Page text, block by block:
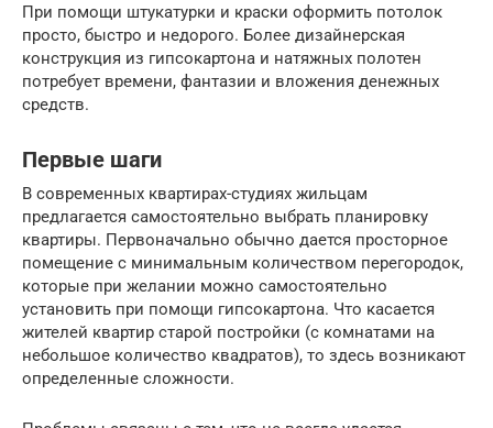
При помощи штукатурки и краски оформить потолок
просто, быстро и недорого. Более дизайнерская
конструкция из гипсокартона и натяжных полотен
потребует времени, фантазии и вложения денежных
средств.
Первые шаги
В современных квартирах-студиях жильцам
предлагается самостоятельно выбрать планировку
квартиры. Первоначально обычно дается просторное
помещение с минимальным количеством перегородок,
которые при желании можно самостоятельно
установить при помощи гипсокартона. Что касается
жителей квартир старой постройки (с комнатами на
небольшое количество квадратов), то здесь возникают
определенные сложности.